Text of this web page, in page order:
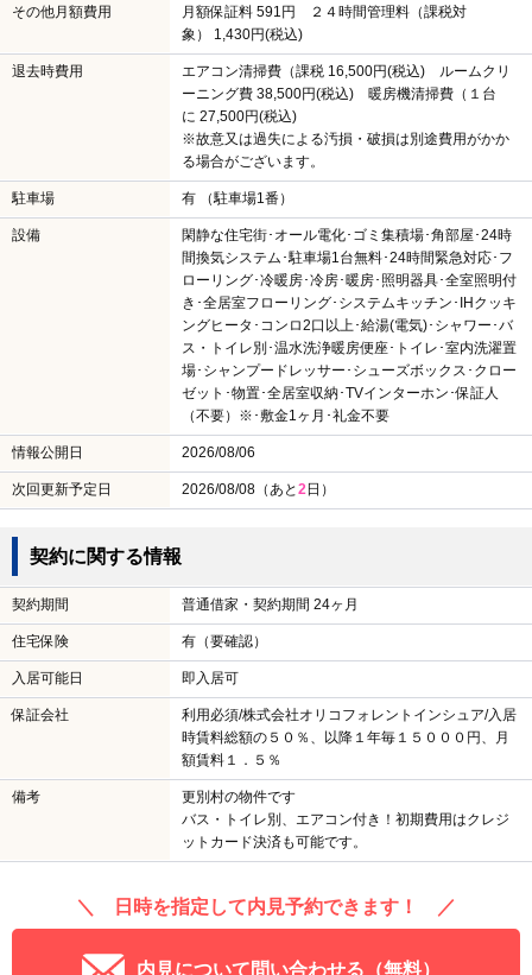
その他月額費用
月額保証料 591円 ２４時間管理料（課税対
象） 1,430円(税込)
退去時費用
エアコン清掃費（課税 16,500円(税込) ルームクリ
ーニング費 38,500円(税込) 暖房機清掃費（１台
に 27,500円(税込)
※故意又は過失による汚損・破損は別途費用がかか
る場合がございます。
駐車場 有 （駐車場1番）
設備
閑静な住宅街･オール電化･ゴミ集積場･角部屋･24時
間換気システム･駐車場1台無料･24時間緊急対応･フ
ローリング･冷暖房･冷房･暖房･照明器具･全室照明付
き･全居室フローリング･システムキッチン･IHクッキ
ングヒータ･コンロ2口以上･給湯(電気)･シャワー･バ
ス・トイレ別･温水洗浄暖房便座･トイレ･室内洗濯置
場･シャンプードレッサー･シューズボックス･クロー
ゼット･物置･全居室収納･TVインターホン･保証人
（不要）※･敷金1ヶ月･礼金不要
情報公開日 2026/08/06
次回更新予定日 2026/08/08（あと2日）
契約に関する情報
契約期間 普通借家・契約期間 24ヶ月
住宅保険 有（要確認）
入居可能日 即入居可
保証会社
利用必須/株式会社オリコフォレントインシュア/入居
時賃料総額の５０％、以降１年毎１５０００円、月
額賃料１．５％
備考
更別村の物件です
バス・トイレ別、エアコン付き！初期費用はクレジ
ットカード決済も可能です。
＼ 日時を指定して内見予約できます！ ／
内見について問い合わせる（無料）